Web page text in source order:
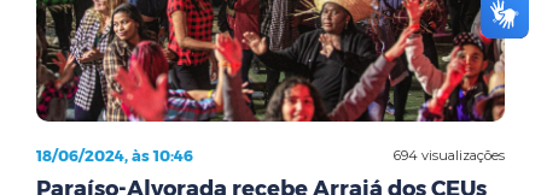
694 visualizações
18/06/2024, às 10:46
Paraíso-Alvorada recebe Arraiá dos CEUs